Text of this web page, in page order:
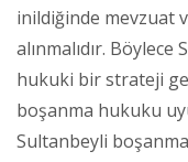
inildiğinde mevzuat
alınmalıdır.
hukuki bir strateji
boşanma hukuku
Sultanbeyli